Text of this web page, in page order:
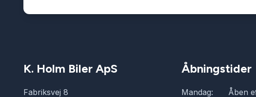
K. Holm Biler ApS
Fabriksvej 8
Åbningstider
Mandag: Åben